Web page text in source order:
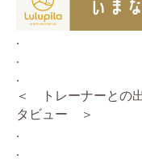
.
.
.
＜ トレーナーとの
タビュー ＞
.
.